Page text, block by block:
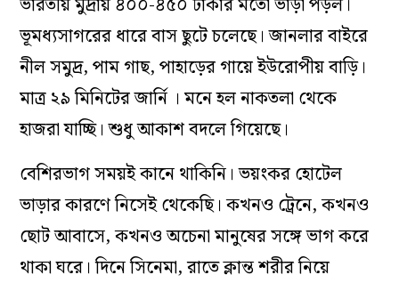
ভূমধ্যসাগরের ধারে বাস ছুটে চলেছে। জানলার বাইরে
নীল সমুদ্র, পাম গাছ, পাহাড়ের গায়ে ইউরোপীয় বাড়ি।
মাত্র ২৯ মিনিটের জার্নি । মনে হল নাকতলা থেকে
হাজরা যাচ্ছি। শুধু আকাশ বদলে গিয়েছে।
বেশিরভাগ সময়ই কানে থাকিনি। ভয়ংকর হোটেল
ভাড়ার কারণে নিসেই থেকেছি। কখনও ট্রেনে, কখনও
ছোট আবাসে, কখনও অচেনা মানুষের সঙ্গে ভাগ করে
থাকা ঘরে। দিনে সিনেমা, রাতে ক্লান্ত শরীর নিয়ে